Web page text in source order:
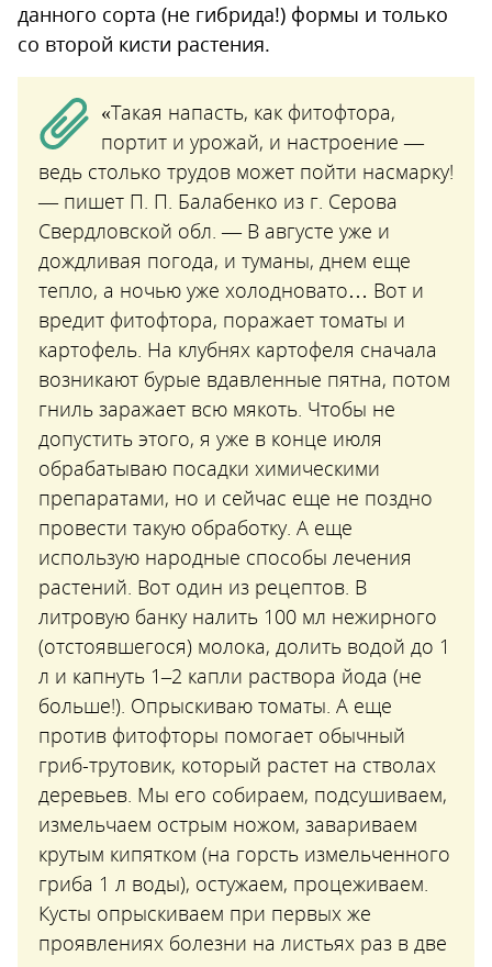
данного сорта (не гибрида!) формы и только
со второй кисти растения.
«Такая напасть, как фитофтора,
портит и урожай, и настроение —
ведь столько трудов может пойти насмарку!
— пишет П. П. Балабенко из г. Серова
Свердловской обл. — В августе уже и
дождливая погода, и туманы, днем еще
тепло, а ночью уже холодновато… Вот и
вредит фитофтора, поражает томаты и
картофель. На клубнях картофеля сначала
возникают бурые вдавленные пятна, потом
гниль заражает всю мякоть. Чтобы не
допустить этого, я уже в конце июля
обрабатываю посадки химическими
препаратами, но и сейчас еще не поздно
провести такую обработку. А еще
использую народные способы лечения
растений. Вот один из рецептов. В
литровую банку налить 100 мл нежирного
(отстоявшегося) молока, долить водой до 1
л и капнуть 1–2 капли раствора йода (не
больше!). Опрыскиваю томаты. А еще
против фитофторы помогает обычный
гриб-трутовик, который растет на стволах
деревьев. Мы его собираем, подсушиваем,
измельчаем острым ножом, завариваем
крутым кипятком (на горсть измельченного
гриба 1 л воды), остужаем, процеживаем.
Кусты опрыскиваем при первых же
проявлениях болезни на листьях раз в две